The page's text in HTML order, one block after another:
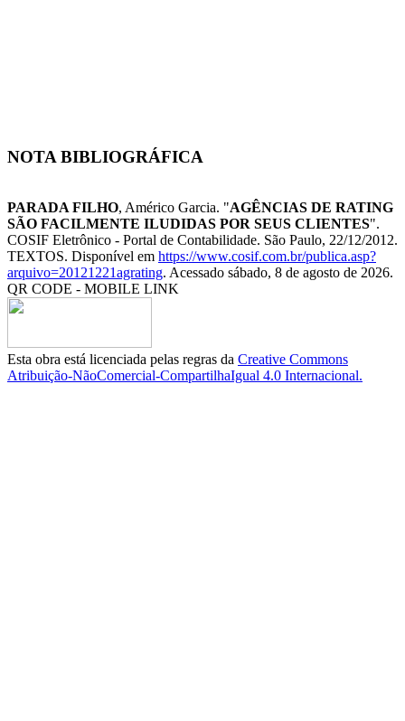
NOTA BIBLIOGRÁFICA
PARADA FILHO, Américo Garcia. "AGÊNCIAS DE RATING
SÃO FACILMENTE ILUDIDAS POR SEUS CLIENTES".
COSIF Eletrônico - Portal de Contabilidade. São Paulo, 22/12/2012.
TEXTOS. Disponível em https://www.cosif.com.br/publica.asp?
arquivo=20121221agrating. Acessado sábado, 8 de agosto de 2026.
QR CODE - MOBILE LINK
Esta obra está licenciada pelas regras da Creative Commons
Atribuição-NãoComercial-CompartilhaIgual 4.0 Internacional.